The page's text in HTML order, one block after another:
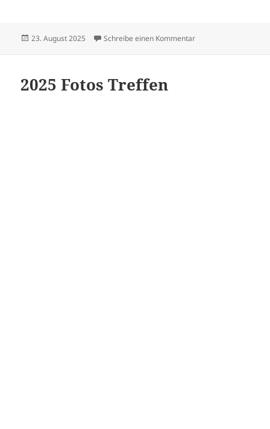
Veröffentlicht
23. August 2025 Schreibe einen Kommentarzu Sängerfest in
2025 Fotos Treffen